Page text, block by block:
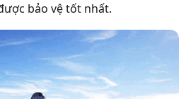
bảo vệ tốt nhất.